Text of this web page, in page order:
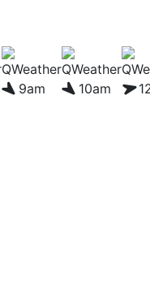
9am 10am